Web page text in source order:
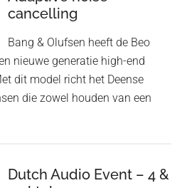
cancelling
Bang & Olufsen heeft de Beo
nieuwe generatie high-end
dit model richt het Deense
die zowel houden van een
Dutch Audio Event – 4 &